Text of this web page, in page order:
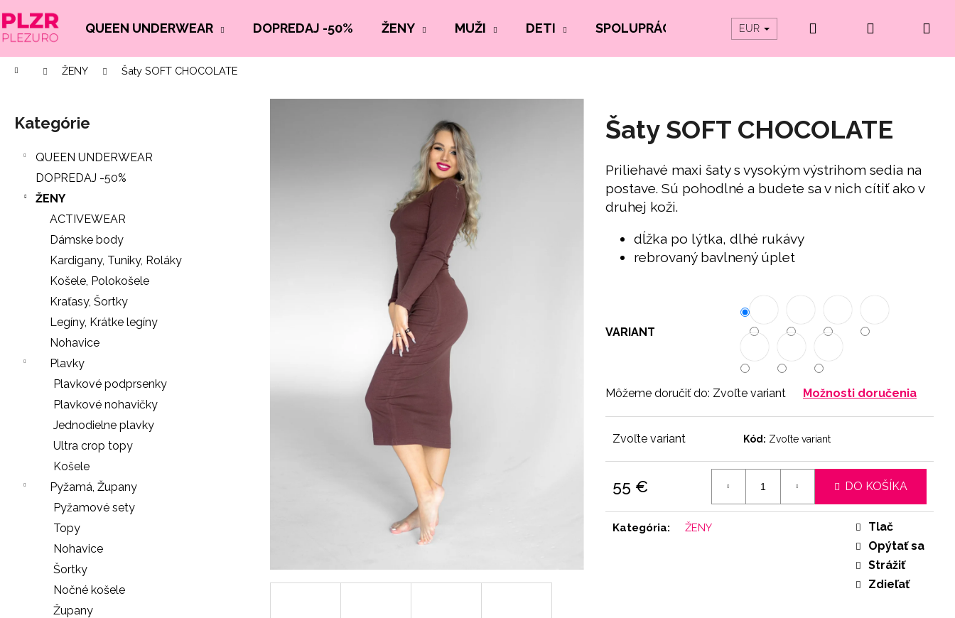
na
obsah
QUEEN UNDERWEAR DOPREDAJ -50% ŽENY MUŽI DETI SPOLUPRÁCE PRODUKTY Z ORGANICKEJ BAVLNY
EUR Prihlásenie
DomovŽENY Šaty SOFT CHOCOLATE
Preskočiť
kategórie
Kategórie
QUEEN UNDERWEAR
DOPREDAJ -50%
ŽENY
ACTIVEWEAR
Dámske body
Kardigany, Tuniky, Roláky
Košele, Polokošele
Kraťasy, Šortky
Legíny, Krátke legíny
Nohavice
Plavky
Plavkové podprsenky
Plavkové nohavičky
Jednodielne plavky
Ultra crop topy
Košele
Pyžamá, Župany
Pyžamové sety
Topy
Nohavice
Šortky
Nočné košele
Župany
Šaty SOFT CHOCOLATE
Priliehavé maxi šaty s vysokým výstrihom sedia na
postave. Sú pohodlné a budete sa v nich cítiť ako v
druhej koži.
dĺžka po lýtka, dlhé rukávy
rebrovaný bavlnený úplet
VARIANT
Môžeme doručiť do: Zvoľte variant Možnosti doručenia
Zvoľte variant Kód: Zvoľte variant
55 €
cena:
DO KOŠÍKA
Kategória: ŽENY
Tlač
Opýtať sa
Strážiť
Zdieľať
K
o
š
Späť
do
obchodu
Späť
do
obchodu
Č
p
e
á
HĽADAŤ